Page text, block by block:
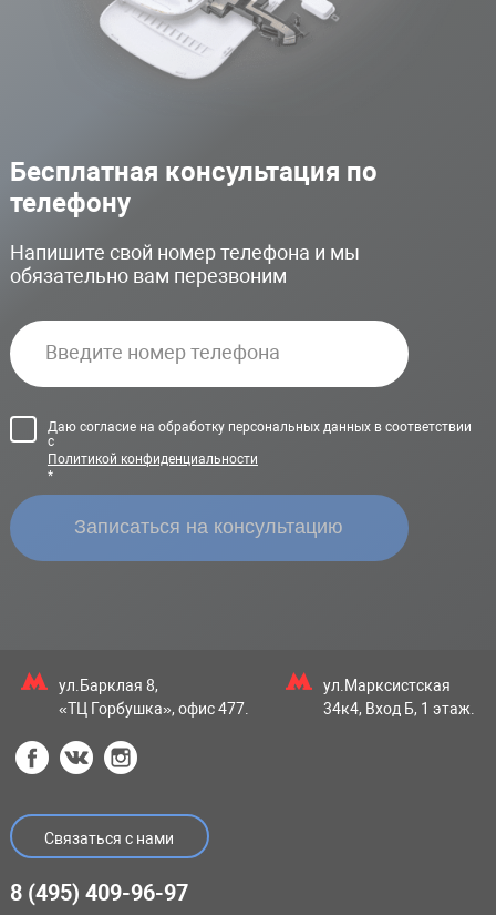
Бесплатная консультация по
телефону
Напишите свой номер телефона и мы
обязательно вам перезвоним
Даю согласие на обработку персональных данных в соответствии
с
Политикой конфиденциальности
*
ул.Барклая 8,
«ТЦ Горбушка», офис 477.
ул.Марксистская
34к4, Вход Б, 1 этаж.
Связаться с нами
8 (495) 409-96-97